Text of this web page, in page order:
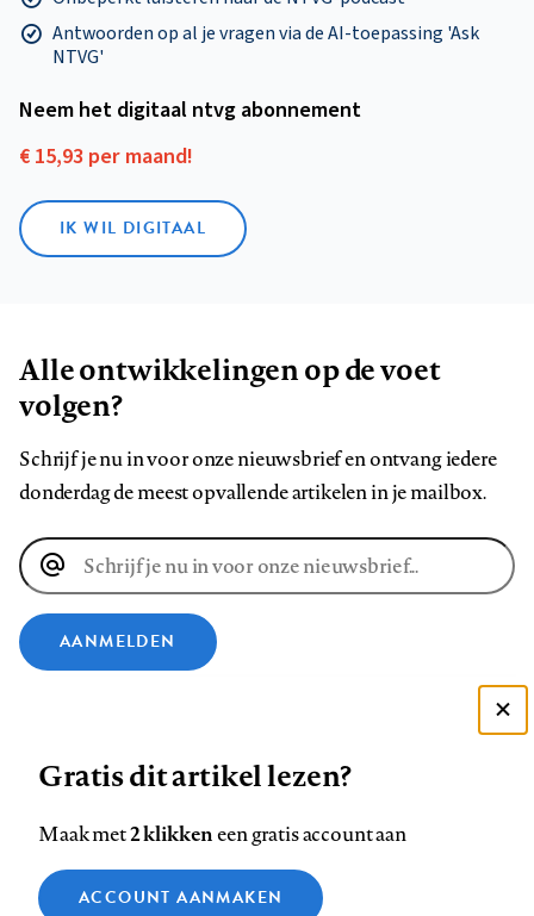
Antwoorden op al je vragen via de AI-toepassing 'Ask
NTVG'
Neem het digitaal ntvg abonnement
€ 15,93 per maand!
IK WIL DIGITAAL
Alle ontwikkelingen op de voet
volgen?
Schrijf je nu in voor onze nieuwsbrief en ontvang iedere
donderdag de meest opvallende artikelen in je mailbox.
E-
mailadres
AANMELDEN
ons
op
Facebook
ons
op
LinkedIn
ons
op
Bluesky
ons
op
Instagram
ons
op
YouTube
ons
Footer
Contact Colofon Disclaimer Privacy
Gratis dit artikel lezen?
Maak met2 klikkeneen gratis account aan
ACCOUNT AANMAKEN
Zie onze cookie policy